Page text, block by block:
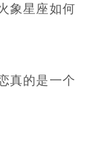
象星座如何
真的是一个